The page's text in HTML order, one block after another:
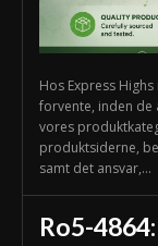
Hos Express
forvente, inden de
vores
produktsiderne,
samt det ansvar,...
Ro5-